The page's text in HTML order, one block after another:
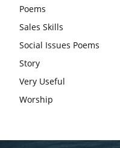
Poems
Sales Skills
Social Issues Poems
Story
Very Useful
Worship